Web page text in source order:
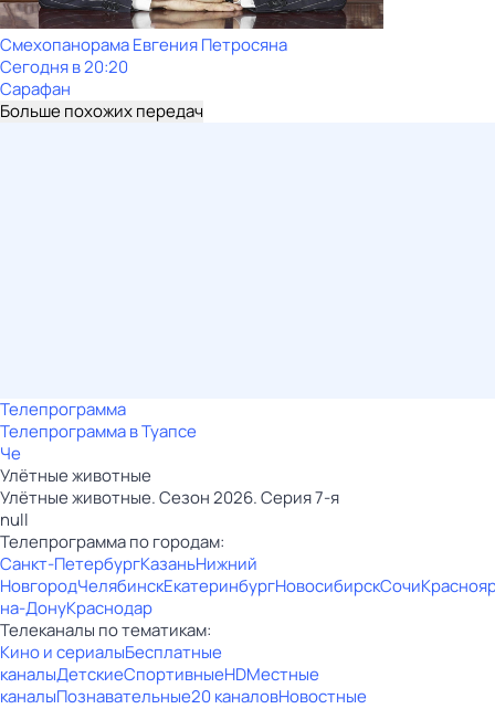
Смехопанорама Евгения Петросяна
Сегодня в 20:20
Сарафан
Больше похожих передач
Телепрограмма
Телепрограмма в Туапсе
Че
Улётные животные
Улётные животные. Сезон 2026. Серия 7-я
null
Телепрограмма по городам:
Санкт-ПетербургКазаньНижний
НовгородЧелябинскЕкатеринбургНовосибирскСочи
на-ДонуКраснодар
Телеканалы по тематикам:
Кино и сериалыБесплатные
каналыДетскиеСпортивныеHDМестные
каналыПознавательные20 каналовНовостные